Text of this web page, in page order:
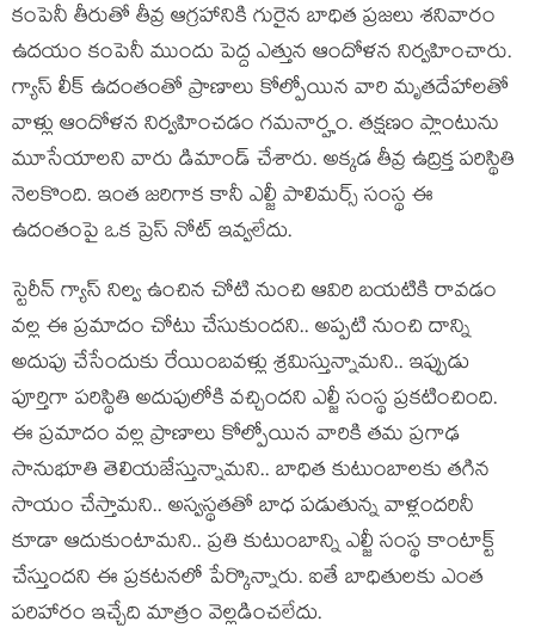
కంపెనీ తీరుతో తీవ్ర ఆగ్రహానికి గురైన బాధిత ప్రజలు శనివారం
ఉదయం కంపెనీ ముందు పెద్ద ఎత్తున ఆందోళన నిర్వహించారు.
గ్యాస్ లీక్ ఉదంతంతో ప్రాణాలు కోల్పోయిన వారి మృతదేహాలతో
వాళ్లు ఆందోళన నిర్వహించడం గమనార్హం. తక్షణం ప్లాంటును
మూసేయాలని వారు డిమాండ్ చేశారు. అక్కడ తీవ్ర ఉద్రిక్త పరిస్థితి
నెలకొంది. ఇంత జరిగాక కానీ ఎల్జీ పాలిమర్స్ సంస్థ ఈ
ఉదంతంపై ఒక ప్రెస్ నోట్ ఇవ్వలేదు.
స్టెరీన్ గ్యాస్ నిల్వ ఉంచిన చోటి నుంచి ఆవిరి బయటికి రావడం
వల్ల ఈ ప్రమాదం చోటు చేసుకుందని.. అప్పటి నుంచి దాన్ని
అదుపు చేసేందుకు రేయింబవళ్లు శ్రమిస్తున్నామని.. ఇప్పుడు
పూర్తిగా పరిస్థితి అదుపులోకి వచ్చిందని ఎల్జీ సంస్థ ప్రకటించింది.
ఈ ప్రమాదం వల్ల ప్రాణాలు కోల్పోయిన వారికి తమ ప్రగాఢ
సానుభూతి తెలియజేస్తున్నామని.. బాధిత కుటుంబాలకు తగిన
సాయం చేస్తామని.. అస్వస్థతతో బాధ పడుతున్న వాళ్లందరినీ
కూడా ఆదుకుంటామని.. ప్రతి కుటుంబాన్ని ఎల్జీ సంస్థ కాంటాక్ట్
చేస్తుందని ఈ ప్రకటనలో పేర్కొన్నారు. ఐతే బాధితులకు ఎంత
పరిహారం ఇచ్చేది మాత్రం వెల్లడించలేదు.